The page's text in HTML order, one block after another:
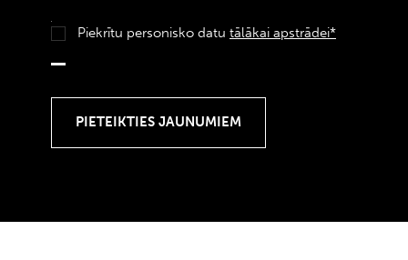
Piekrītu personisko datu tālākai apstrādei*